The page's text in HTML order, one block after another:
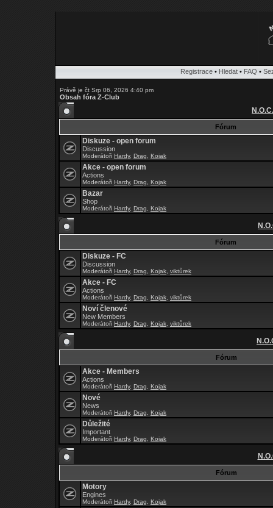
Registrace • Hledat • FAQ •
Právě je čt Srp 06, 2026 4:40 pm
Obsah fóra Z-Club
Fórum
Diskuze - open forum
Discussion
Moderátoři Hardy, Drag Kojak
Akce - open forum
Actions
Moderátoři Hardy, Drag Kojak
Bazar
Shop
Moderátoři Hardy, Drag Kojak
Fórum
Diskuze - FC
Discussion
Moderátoři Hardy, Drag Kojak viktůrek
Akce - FC
Actions
Moderátoři Hardy, Drag Kojak viktůrek
Noví členové
New Members
Moderátoři Hardy, Drag Kojak viktůrek
Fórum
Akce - Members
Actions
Moderátoři Hardy, Drag Kojak
Nové
News
Moderátoři Hardy, Drag Kojak
Důležité
Important
Moderátoři Hardy, Drag Kojak
Fórum
Motory
Engines
Moderátoři Hardy, Drag Kojak